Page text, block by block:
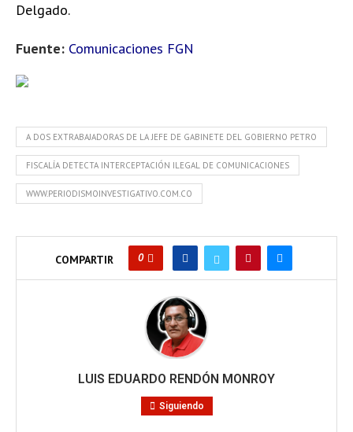
Delgado.
Fuente: Comunicaciones FGN
A DOS EXTRABAJADORAS DE LA JEFE DE GABINETE DEL GOBIERNO PETRO
FISCALÍA DETECTA INTERCEPTACIÓN ILEGAL DE COMUNICACIONES
WWW.PERIODISMOINVESTIGATIVO.COM.CO
COMPARTIR 0
LUIS EDUARDO RENDÓN MONROY
Siguiendo